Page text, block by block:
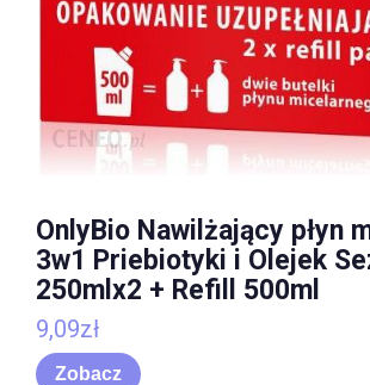
OnlyBio Nawilżający płyn
3w1 Priebiotyki i Olejek
250mlx2 + Refill 500ml
9,09zł
Zobacz